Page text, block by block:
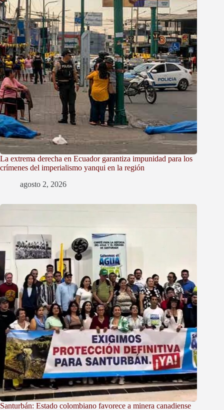
La extrema derecha en Ecuador garantiza impunidad para los
crímenes del imperialismo yanqui en la región
agosto 2, 2026
Santurbán: Estado colombiano favorece a minera canadiense